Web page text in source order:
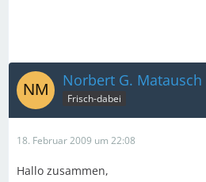
Norbert G. Matausch
Frisch-dabei
18. Februar 2009 um 22:08
Hallo zusammen,